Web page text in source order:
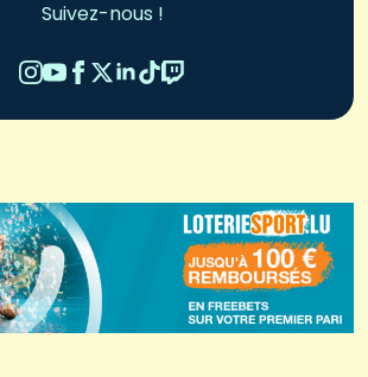
Suivez-nous !